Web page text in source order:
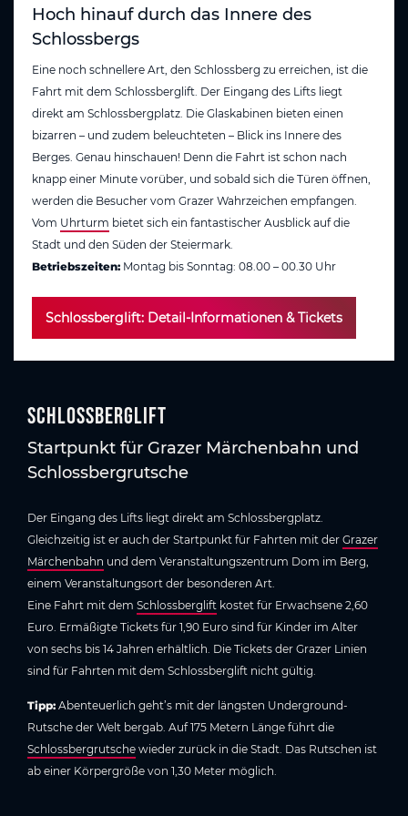
Hoch hinauf durch das Innere des
Schlossbergs
Eine noch schnellere Art, den Schlossberg zu erreichen, ist die
Fahrt mit dem Schlossberglift. Der Eingang des Lifts liegt
direkt am Schlossbergplatz. Die Glaskabinen bieten einen
bizarren – und zudem beleuchteten – Blick ins Innere des
Berges. Genau hinschauen! Denn die Fahrt ist schon nach
knapp einer Minute vorüber, und sobald sich die Türen öffnen,
werden die Besucher vom Grazer Wahrzeichen empfangen.
Vom Uhrturm bietet sich ein fantastischer Ausblick auf die
Stadt und den Süden der Steiermark.
Betriebszeiten: Montag bis Sonntag: 08.00 – 00.30 Uhr
Schlossberglift: Detail-Informationen & Tickets
Schlossberglift
Startpunkt für Grazer Märchenbahn und
Schlossbergrutsche
Der Eingang des Lifts liegt direkt am Schlossbergplatz.
Gleichzeitig ist er auch der Startpunkt für Fahrten mit der Grazer
Märchenbahn und dem Veranstaltungszentrum Dom im Berg,
einem Veranstaltungsort der besonderen Art.
Eine Fahrt mit dem Schlossberglift kostet für Erwachsene 2,60
Euro. Ermäßigte Tickets für 1,90 Euro sind für Kinder im Alter
von sechs bis 14 Jahren erhältlich. Die Tickets der Grazer Linien
sind für Fahrten mit dem Schlossberglift nicht gültig.
Tipp: Abenteuerlich geht’s mit der längsten Underground-
Rutsche der Welt bergab. Auf 175 Metern Länge führt die
Schlossbergrutsche wieder zurück in die Stadt. Das Rutschen ist
ab einer Körpergröße von 1,30 Meter möglich.